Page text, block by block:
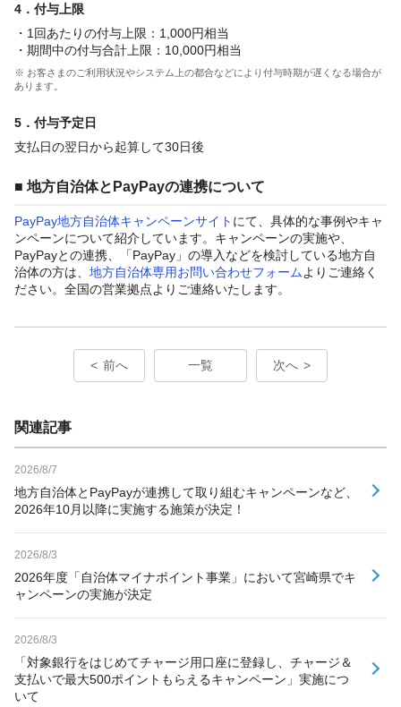
4．付与上限
・1回あたりの付与上限：1,000円相当
・期間中の付与合計上限：10,000円相当
※ お客さまのご利用状況やシステム上の都合などにより付与時期が遅くなる場合が
あります。
5．付与予定日
支払日の翌日から起算して30日後
■ 地方自治体とPayPayの連携について
PayPay地方自治体キャンペーンサイト にて、具体的な事例やキャ
ンペーンについて紹介しています。キャンペーンの実施や、
PayPayとの連携、「PayPay」の導入などを検討している地方自
治体の方は、 地方自治体専用お問い合わせフォーム よりご連絡く
ださい。全国の営業拠点よりご連絡いたします。
前へ 一覧 次へ
関連記事
2026/8/7
地方自治体とPayPayが連携して取り組むキャンペーンなど、
2026年10月以降に実施する施策が決定！
2026/8/3
2026年度「自治体マイナポイント事業」において宮崎県でキ
ャンペーンの実施が決定
2026/8/3
「対象銀行をはじめてチャージ用口座に登録し、チャージ＆
支払いで最大500ポイントもらえるキャンペーン」実施につ
いて